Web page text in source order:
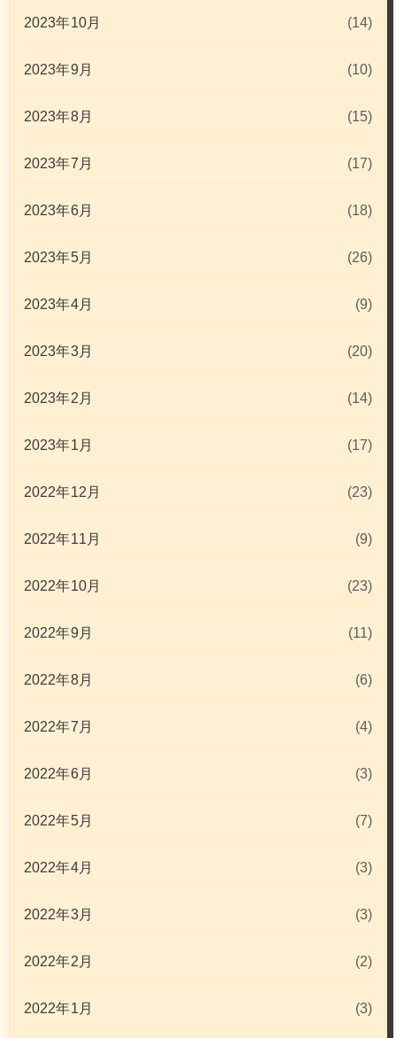
2023年10月 (14)
2023年9月 (10)
2023年8月 (15)
2023年7月 (17)
2023年6月 (18)
2023年5月 (26)
2023年4月 (9)
2023年3月 (20)
2023年2月 (14)
2023年1月 (17)
2022年12月 (23)
2022年11月 (9)
2022年10月 (23)
2022年9月 (11)
2022年8月 (6)
2022年7月 (4)
2022年6月 (3)
2022年5月 (7)
2022年4月 (3)
2022年3月 (3)
2022年2月 (2)
2022年1月 (3)